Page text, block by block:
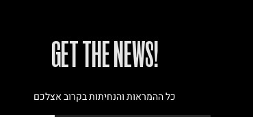
!GET THE NEWS
כל ההמראות והנחיתות בקרוב אצלכם